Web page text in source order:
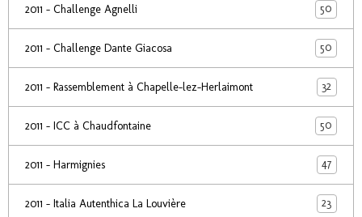
2011 - Challenge Agnelli 50
2011 - Challenge Dante Giacosa 50
2011 - Rassemblement à Chapelle-lez-Herlaimont 32
2011 - ICC à Chaudfontaine 50
2011 - Harmignies 47
2011 - Italia Autenthica La Louvière 23